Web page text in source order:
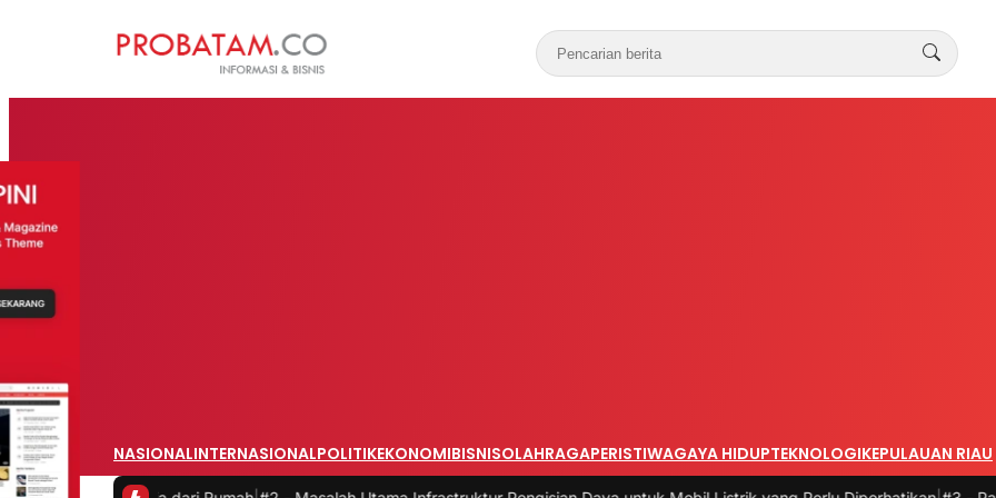
NASIONALINTERNASIONALPOLITIKEKONOMIBISNISOLAHRAGAPERISTIWAGAYA HIDUPTEKNOLOGIKEPULAUAN RIAU